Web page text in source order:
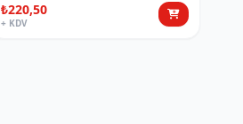
₺220,50
+ KDV